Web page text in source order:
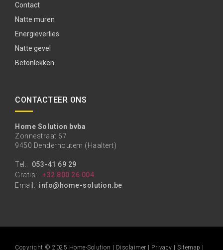
Contact
Natte muren
Energieverlies
Natte gevel
Betonlekken
CONTACTEER ONS
Home Solution bvba
Zonnestraat 67
9450 Denderhoutem (Haaltert)
Tel.: 053-41 69 29
Gratis:
+32 800 26 004
Email: info@home-solution.be
Copyright © 2025 Home-Solution | Disclaimer Privacy Sitemap